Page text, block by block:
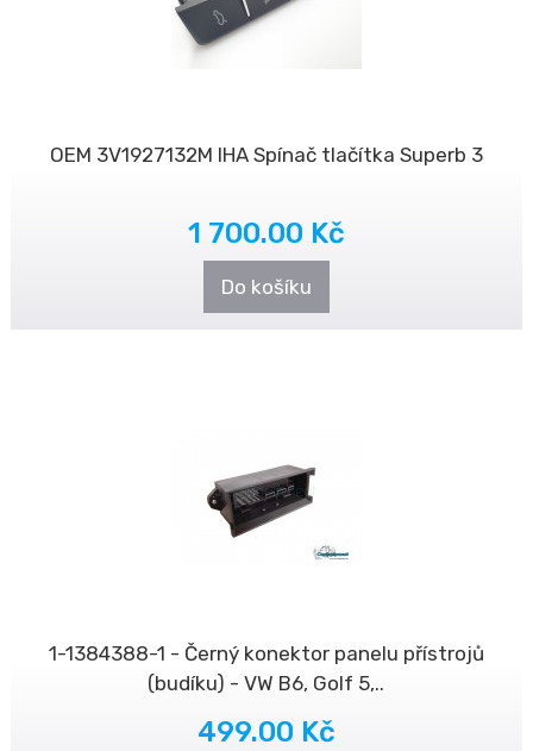
OEM 3V1927132M IHA Spínač tlačítka Superb 3
1 700.00 Kč
Do košíku
1-1384388-1 - Černý konektor panelu přístrojů
(budíku) - VW B6, Golf 5,..
499.00 Kč